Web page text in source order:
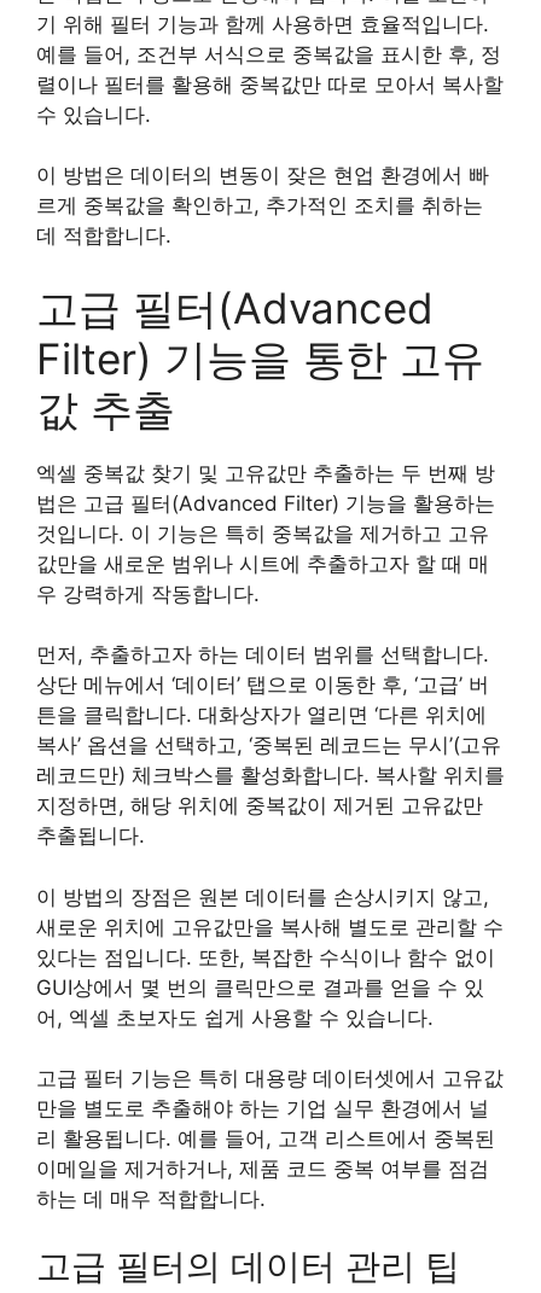
기 위해 필터 기능과 함께 사용하면 효율적입니다.
예를 들어, 조건부 서식으로 중복값을 표시한 후, 정
렬이나 필터를 활용해 중복값만 따로 모아서 복사할
수 있습니다.
이 방법은 데이터의 변동이 잦은 현업 환경에서 빠
르게 중복값을 확인하고, 추가적인 조치를 취하는
데 적합합니다.
고급 필터(Advanced
Filter) 기능을 통한 고유
값 추출
엑셀 중복값 찾기 및 고유값만 추출하는 두 번째 방
법은 고급 필터(Advanced Filter) 기능을 활용하는
것입니다. 이 기능은 특히 중복값을 제거하고 고유
값만을 새로운 범위나 시트에 추출하고자 할 때 매
우 강력하게 작동합니다.
먼저, 추출하고자 하는 데이터 범위를 선택합니다.
상단 메뉴에서 ‘데이터’ 탭으로 이동한 후, ‘고급’ 버
튼을 클릭합니다. 대화상자가 열리면 ‘다른 위치에
복사’ 옵션을 선택하고, ‘중복된 레코드는 무시’(고유
레코드만) 체크박스를 활성화합니다. 복사할 위치를
지정하면, 해당 위치에 중복값이 제거된 고유값만
추출됩니다.
이 방법의 장점은 원본 데이터를 손상시키지 않고,
새로운 위치에 고유값만을 복사해 별도로 관리할 수
있다는 점입니다. 또한, 복잡한 수식이나 함수 없이
GUI상에서 몇 번의 클릭만으로 결과를 얻을 수 있
어, 엑셀 초보자도 쉽게 사용할 수 있습니다.
고급 필터 기능은 특히 대용량 데이터셋에서 고유값
만을 별도로 추출해야 하는 기업 실무 환경에서 널
리 활용됩니다. 예를 들어, 고객 리스트에서 중복된
이메일을 제거하거나, 제품 코드 중복 여부를 점검
하는 데 매우 적합합니다.
고급 필터의 데이터 관리 팁